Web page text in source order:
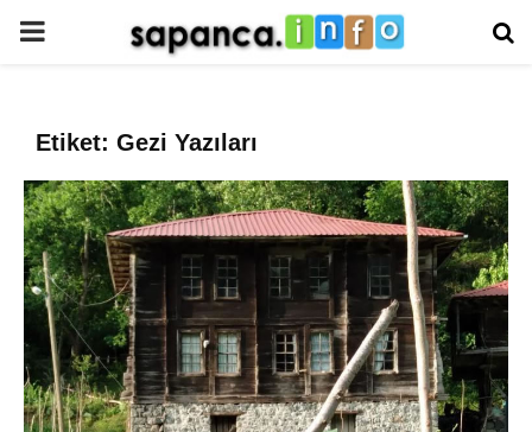
PRIMARY
Etiket: Gezi Yazıları